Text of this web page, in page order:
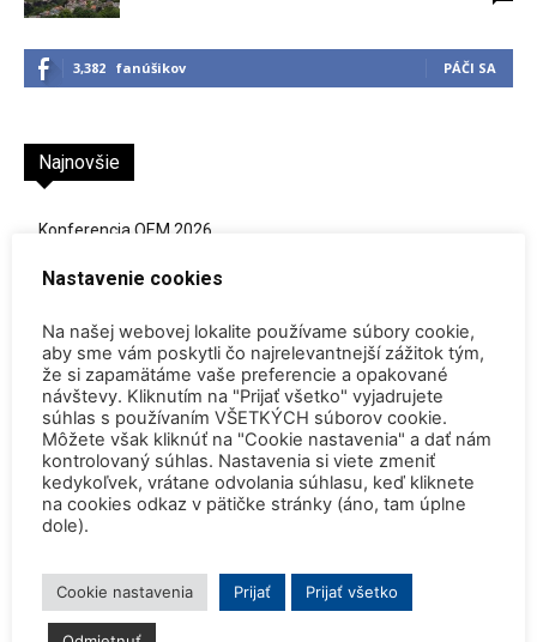
3,382 fanúšikov PÁČI SA
Najnovšie
Konferencia QEM 2026
30. júla 2026
Rekordne nízka hladina Dunaja vynútili odstavenie JE Paks a
JE Cernavoda
30. júla 2026
Dve britské atómky zostanú v prevádzke o dva roky dlhšie
27. júla 2026
SpaceX vyslal na obežnú dráhu satelit s tríciovým pohonom
13. júla 2026
Nastavenie cookies
Na našej webovej lokalite používame súbory cookie,
aby sme vám poskytli čo najrelevantnejší zážitok tým,
že si zapamätáme vaše preferencie a opakované
návštevy. Kliknutím na "Prijať všetko" vyjadrujete
súhlas s používaním VŠETKÝCH súborov cookie.
Môžete však kliknúť na "Cookie nastavenia" a dať nám
kontrolovaný súhlas. Nastavenia si viete zmeniť
kedykoľvek, vrátane odvolania súhlasu, keď kliknete
na cookies odkaz v pätičke stránky (áno, tam úplne
dole).
Cookie nastavenia Prijať Prijať všetko